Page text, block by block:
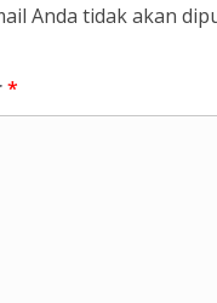
Anda tidak akan
*